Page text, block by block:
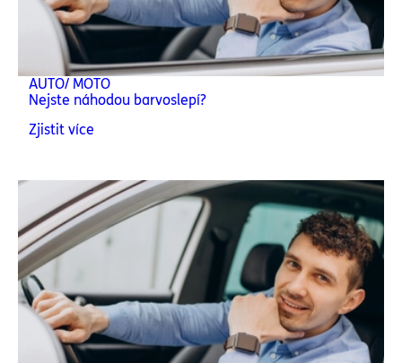
AUTO/ MOTO
Nejste náhodou barvoslepí?
Zjistit více